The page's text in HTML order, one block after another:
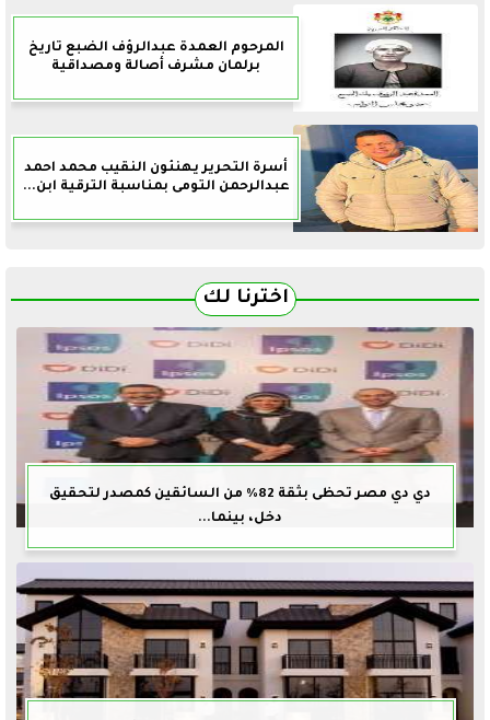
المرحوم العمدة عبدالرؤف الضبع تاريخ
برلمان مشرف أصالة ومصداقية
أسرة التحرير يهنئون النقيب محمد احمد
عبدالرحمن التومى بمناسبة الترقية ابن...
اخترنا لك
دي دي مصر تحظى بثقة 82% من السائقين كمصدر لتحقيق
دخل، بينما...